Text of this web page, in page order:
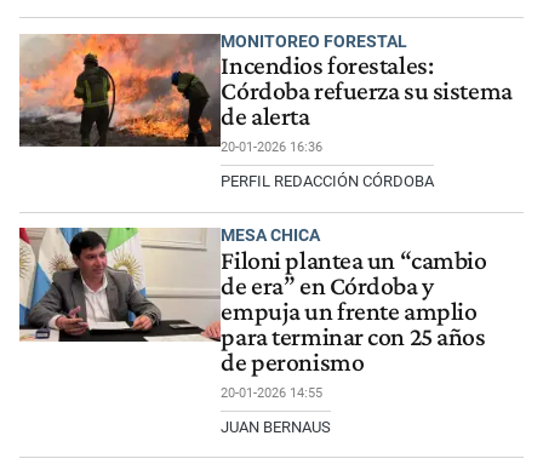
MONITOREO FORESTAL
Incendios forestales:
Córdoba refuerza su sistema
de alerta
20-01-2026 16:36
PERFIL REDACCIÓN CÓRDOBA
MESA CHICA
Filoni plantea un “cambio
de era” en Córdoba y
empuja un frente amplio
para terminar con 25 años
de peronismo
20-01-2026 14:55
JUAN BERNAUS